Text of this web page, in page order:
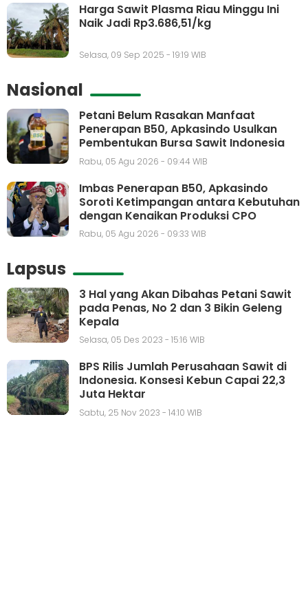
Harga Sawit Plasma Riau Minggu Ini
Naik Jadi Rp3.686,51/kg
Selasa, 09 Sep 2025 - 19:19 WIB
Nasional
Petani Belum Rasakan Manfaat
Penerapan B50, Apkasindo Usulkan
Pembentukan Bursa Sawit Indonesia
Rabu, 05 Agu 2026 - 09:44 WIB
Imbas Penerapan B50, Apkasindo
Soroti Ketimpangan antara Kebutuhan
dengan Kenaikan Produksi CPO
Rabu, 05 Agu 2026 - 09:33 WIB
Lapsus
3 Hal yang Akan Dibahas Petani Sawit
pada Penas, No 2 dan 3 Bikin Geleng
Kepala
Selasa, 05 Des 2023 - 15:16 WIB
BPS Rilis Jumlah Perusahaan Sawit di
Indonesia. Konsesi Kebun Capai 22,3
Juta Hektar
Sabtu, 25 Nov 2023 - 14:10 WIB